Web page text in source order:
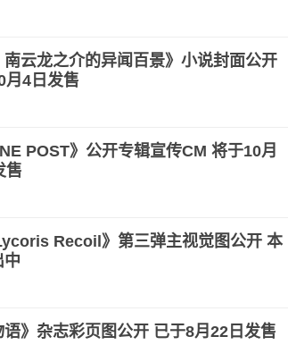
南云龙之介的异闻百景》小说封面公开
月4日发售
POST》公开专辑宣传CM 将于10月
售
Recoil》第三弹主视觉图公开 本
中
》杂志彩页图公开 已于8月22日发售